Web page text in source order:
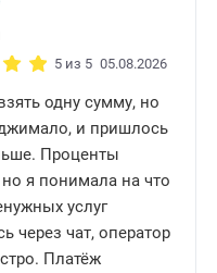
5 из 5 05.08.2026
одну сумму, но
и пришлось
Проценты
я понимала на что
услуг
через чат, оператор
Платёж